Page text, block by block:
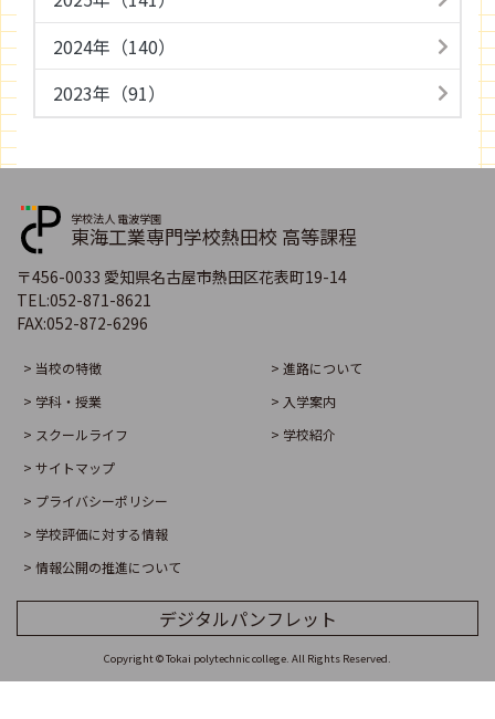
2024年（140）
2023年（91）
学校法人 電波学園
東海工業専門学校熱田校 高等課程
〒456-0033 愛知県名古屋市熱田区花表町19-14
TEL:052-871-8621
FAX:052-872-6296
> 当校の特徴
> 学科・授業
> スクールライフ
> 進路について
> 入学案内
> 学校紹介
> サイトマップ
> プライバシーポリシー
> 学校評価に対する情報
> 情報公開の推進について
デジタルパンフレット
Copyright © Tokai polytechnic college. All Rights Reserved.